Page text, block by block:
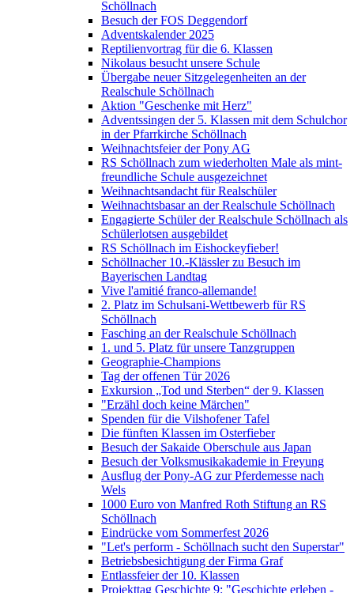
Schöllnach
Besuch der FOS Deggendorf
Adventskalender 2025
Reptilienvortrag für die 6. Klassen
Nikolaus besucht unsere Schule
Übergabe neuer Sitzgelegenheiten an der
Realschule Schöllnach
Aktion "Geschenke mit Herz"
Adventssingen der 5. Klassen mit dem Schulchor
in der Pfarrkirche Schöllnach
Weihnachtsfeier der Pony AG
RS Schöllnach zum wiederholten Male als mint-
freundliche Schule ausgezeichnet
Weihnachtsandacht für Realschüler
Weihnachtsbasar an der Realschule Schöllnach
Engagierte Schüler der Realschule Schöllnach als
Schülerlotsen ausgebildet
RS Schöllnach im Eishockeyfieber!
Schöllnacher 10.-Klässler zu Besuch im
Bayerischen Landtag
Vive l'amitié franco-allemande!
2. Platz im Schulsani-Wettbewerb für RS
Schöllnach
Fasching an der Realschule Schöllnach
1. und 5. Platz für unsere Tanzgruppen
Geographie-Champions
Tag der offenen Tür 2026
Exkursion „Tod und Sterben“ der 9. Klassen
"Erzähl doch keine Märchen"
Spenden für die Vilshofener Tafel
Die fünften Klassen im Osterfieber
Besuch der Sakaide Oberschule aus Japan
Besuch der Volksmusikakademie in Freyung
Ausflug der Pony-AG zur Pferdemesse nach
Wels
1000 Euro von Manfred Roth Stiftung an RS
Schöllnach
Eindrücke vom Sommerfest 2026
"Let's perform - Schöllnach sucht den Superstar"
Betriebsbesichtigung der Firma Graf
Entlassfeier der 10. Klassen
Projekttag Geschichte 9: "Geschichte erleben -